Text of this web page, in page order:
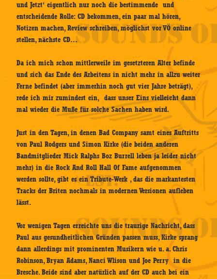
und Jetzt‘ eigentlich nur noch die bestimmende und
entscheidende Rolle: CD bekommen, ein paar mal hören,
Notizen machen, Review schreiben, möglichst vor VÖ online
stellen, nächste CD…
Da ich mich schon mittlerweile im gesetzteren Alter befinde
und sich das Ende des Arbeitens in nicht mehr in allzu weiter
Ferne befindet (aber immerhin noch gut vier Jahre beträgt),
rede ich mir zumindest ein, dass unser Eins vielleicht dann
mal wieder die Muße für solche Sachen haben wird.
Just in den Tagen, in denen Bad Company samt eines Auftritts
von Paul Rodgers und Simon Kirke (die beiden anderen
Bandmitglieder Mick Ralphs Boz Burrell leben ja leider nicht
mehr) in die Rock And Roll Hall Of Fame aufgenommen
werden sollte, gibt es ein Tribute-Werk , das die markantesten
Tracks der Briten nochmals in modernen Versionen aufleben
lässt.
Vor wenigen Tagen erreichte uns die traurige Nachricht, dass
Paul aus gesundheitlichen Gründen passen muss, Kirke sprang
dann allerdings mit prominenten Musikern wie u. a. Chris
Robinson, Bryan Adams, Nanci Wlison und Joe Perry in die
Bresche. Beide sind aber natürlich auf der CD auch bei ein